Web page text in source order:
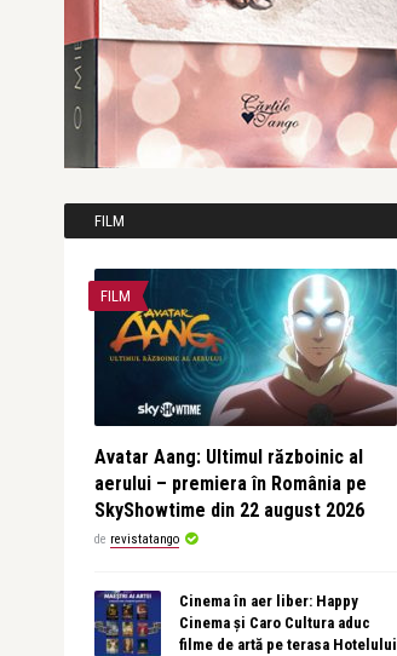
FILM
FILM
Avatar Aang: Ultimul războinic al
aerului – premiera în România pe
SkyShowtime din 22 august 2026
de revistatango
Cinema în aer liber: Happy
Cinema și Caro Cultura aduc
filme de artă pe terasa Hotelului